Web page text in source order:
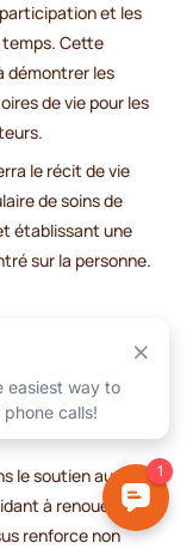
et les
Cette
démontrer les
de vie pour les
le récit de vie
de soins de
établissant une
sur la personne.
les personnes
des soins
le soutien aux
à renouer avec
renforce non